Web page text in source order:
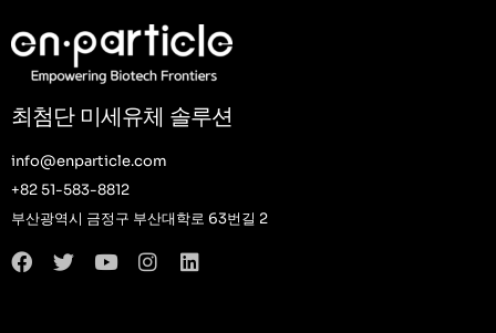
최첨단 미세유체 솔루션
info@enparticle.com
+82 51-583-8812
부산광역시 금정구 부산대학로 63번길 2